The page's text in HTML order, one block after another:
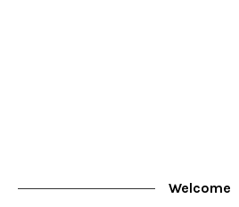
Welcome